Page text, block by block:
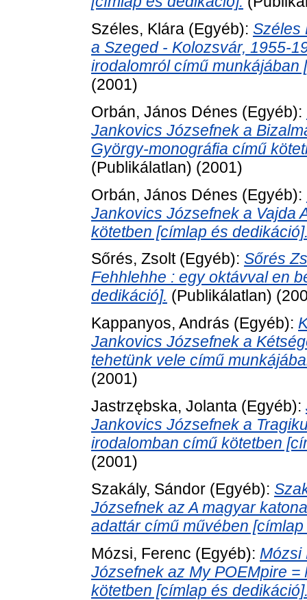
Széles, Klára (Egyéb): Széles
a Szeged - Kolozsvár, 1955-
irodalomról című munkájában
(2001)
Orbán, János Dénes (Egyéb):
Jankovics Józsefnek a
György-monográfia című
(Publikálatlan) (2001)
Orbán, János Dénes (Egyéb):
Jankovics Józsefnek a Vajda
kötetben [címlap és
Sőrés, Zsolt(Egyéb): Sőrés
Fehhlehhe : egy oktávval en
dedikáció]. (Publikálatlan)
Kappanyos, András (Egyéb):
Jankovics Józsefnek a
tehetünk vele című
(2001)
Jastrzębska, Jolanta (Egyéb):
Jankovics Józsefnek a
irodalomban című kötetben
(2001)
Szakály, Sándor (Egyéb):
Józsefnek az A magyar
adattár című művében
Mózsi, Ferenc (Egyéb): Mózsi
Józsefnek az My POEMpire
kötetben [címlap és